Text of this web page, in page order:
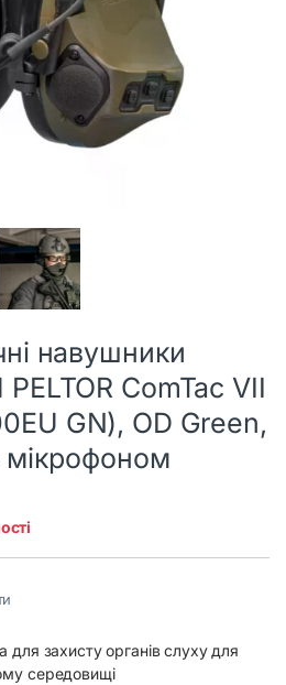
навушники
ComTac VII
GN), OD Green,
мікрофоном
для захисту органів слуху для
середовищі